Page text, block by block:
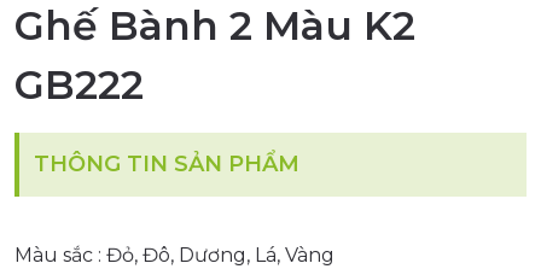
Ghế Bành 2 Màu K2
GB222
THÔNG TIN SẢN PHẨM
Màu sắc : Đỏ, Đô, Dương, Lá, Vàng